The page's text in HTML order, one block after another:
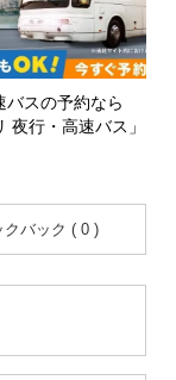
バスの予約なら
夜行・高速バス」
クバック ( 0 )